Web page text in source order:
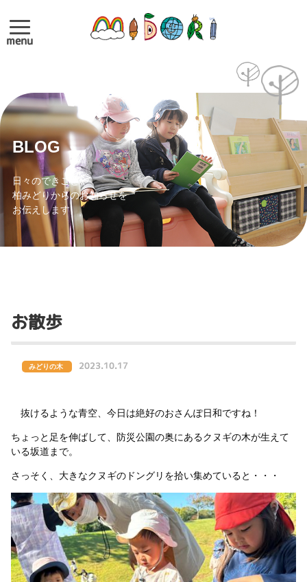
menu
BLOG
日々のできごとや
柏みどりからのお知らせを
お伝えします
お散歩
みどりの木 2023.10.17
抜けるような青空、今日は絶好のおさんぽ日和ですね！
ちょっと足を伸ばして、防災公園の奥にあるクヌギの木が生えて
いる坂道まで。
さっそく、大きなクヌギのドングリを拾い集めていると・・・